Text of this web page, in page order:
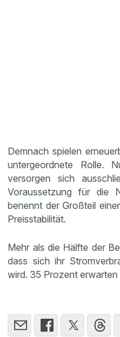
Demnach spielen
untergeordnete Rolle.
versorgen sich
Voraussetzung für die
benennt der Großteil
Preisstabilität.
Mehr als die Hälfte der
dass sich ihr
wird. 35 Prozent